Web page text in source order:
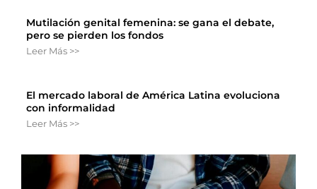
Mutilación genital femenina: se gana el debate,
pero se pierden los fondos
Leer Más >>
El mercado laboral de América Latina evoluciona
con informalidad
Leer Más >>